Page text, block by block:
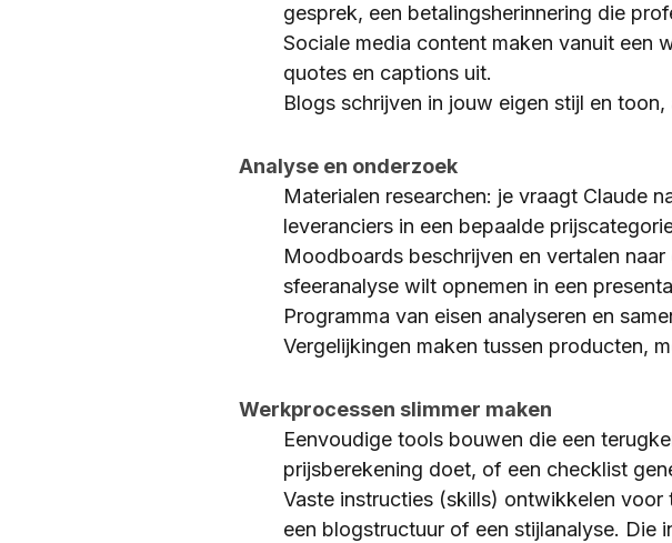
gesprek, een betalingsherinnering die
Sociale media content maken vanuit een
quotes en captions uit.
Blogs schrijven in jouw eigen stijl en
Analyse en onderzoek
Materialen researchen: je vraagt Claude
leveranciers in een bepaalde
Moodboards beschrijven en vertalen
sfeeranalyse wilt opnemen in een
Programma van eisen analyseren en
Vergelijkingen maken tussen producten,
Werkprocessen slimmer maken
Eenvoudige tools bouwen die een
prijsberekening doet, of een checklist
Vaste instructies (skills) ontwikkelen
een blogstructuur of een stijlanalyse. Die